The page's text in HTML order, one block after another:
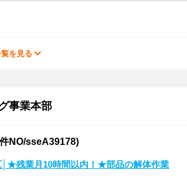
を見る
事業本部
NO/sseA39178)
│★残業月10時間以内！★部品の解体作業